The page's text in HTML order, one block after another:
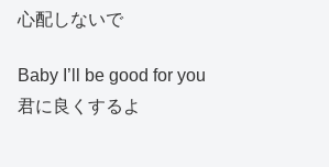
心配しないで
Baby I’ll be good for you
君に良くするよ